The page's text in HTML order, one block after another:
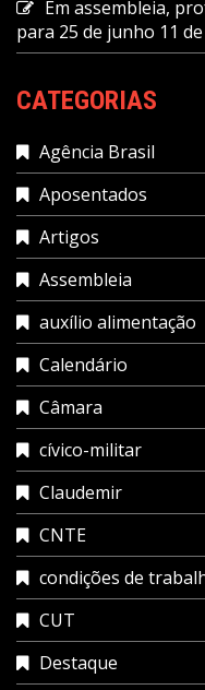
Em assembleia,
para 25 de junho 11
CATEGORIAS
Agência Brasil
Aposentados
Artigos
Assembleia
auxílio alimentação
Calendário
Câmara
cívico-militar
Claudemir
CNTE
condições de
CUT
Destaque